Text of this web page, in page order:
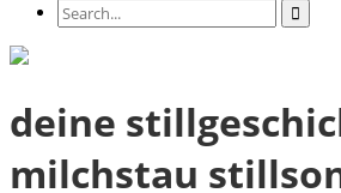
deine
milchstau